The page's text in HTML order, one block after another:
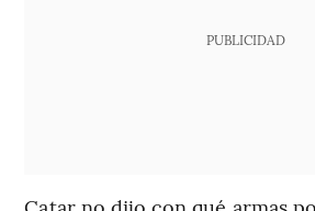
PUBLICIDAD